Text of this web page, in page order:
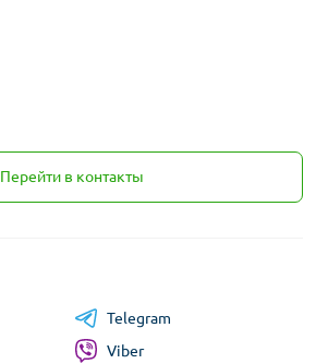
Перейти в контакты
Telegram
Viber